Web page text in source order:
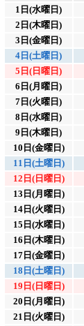
1日(水曜日)
2日(木曜日)
3日(金曜日)
4日(土曜日)
5日(日曜日)
6日(月曜日)
7日(火曜日)
8日(水曜日)
9日(木曜日)
10日(金曜日)
11日(土曜日)
12日(日曜日)
13日(月曜日)
14日(火曜日)
15日(水曜日)
16日(木曜日)
17日(金曜日)
18日(土曜日)
19日(日曜日)
20日(月曜日)
21日(火曜日)